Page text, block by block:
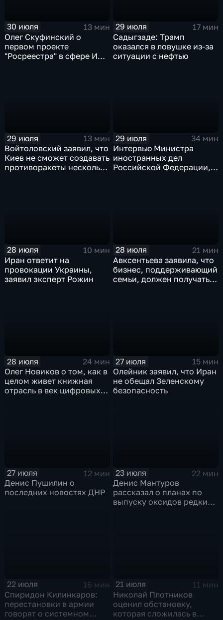
30 июля
13 мин
Олег Скуфинский о
первом проекте
"Росреестра" в сфере ИИ
29 июля
17 мин
Садыгзаде: Трамп
оказался в ловушке из-за
ситуации с нефтью
29 июля
13 мин
Войтоловский заявил, что
Киев не сможет создавать
противоракеты несколько
29 июля
34 мин
Интервью Министра
иностранных дел
Российской Федерации,
28 июля
10 мин
Иран ответит на
провокации Украины,
заявил эксперт Рожин
28 июля
21 мин
Авксентьева заявила, что
бизнес, поддерживающий
семьи, должен получать
28 июля
24 мин
Олег Новиков о том, как в
целом живет книжная
отрасль в век цифровых
27 июля
15 мин
Олейник заявил, что Иран
не обещал Зеленскому
безопасность
27 июля
12 мин
Денис Пушилин о
последних новостях ДНР
23 июля
22 мин
Денис Мантуров
рассказал о планах по
выпуску оксидов редких
22 июля
16 мин
Спиридон Килинкаров:
перестановки в армии
говорят о системном
21 июля
11 мин
Николай Плотников
оценил обстановку,
которая сложилась в